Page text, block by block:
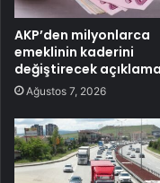
AKP’den milyonlarca
emeklinin kaderini
değiştirecek açıklama
Ağustos 7, 2026